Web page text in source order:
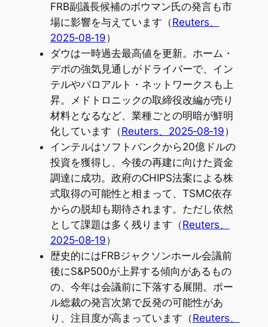
FRB副議長候補のボウマン氏の発言も市
場に影響を与えています（Reuters、
2025‑08‑19）
ダウは一時過去最高値を更新。ホーム・
デポの強気見通しがドライバーで、イン
テルやパロアルト・ネットワークスも上
昇。メドトロニックの取締役改編が売り
材料となるなど、業種ごとの明暗が鮮明
化しています（Reuters、2025‑08‑19）
インテルはソフトバンクから20億ドルの
投資を獲得し、今後の再建に向けた資金
調達に成功。政府のCHIPS法案による株
式取得の可能性と相まって、TSMC依存
からの脱却も期待されます。ただし依然
として課題は多く残ります（Reuters、
2025‑08‑19）
歴史的にはFRBジャクソンホール会議前
後にS&P500が上昇する傾向があるもの
の、今年は会議前に下落する展開。ポー
ル総裁の発言次第で反発の可能性があ
り、注目度が高まっています（Reuters、